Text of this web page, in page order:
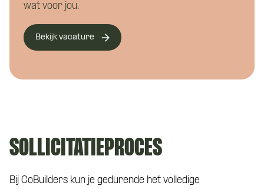
wat voor jou.
Bekijk vacature
SOLLICITATIEPROCES
Bij CoBuilders kun je gedurende het volledige
Eén van onze adviseurs staat je graag te
woord! Je wordt gekoppeld aan een vast
Curriculum Vitae (niet verplicht)